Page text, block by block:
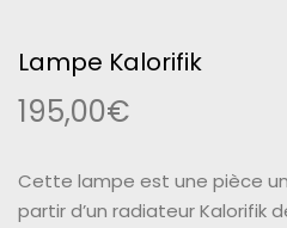
Lampe Kalorifik
195,00€
Cette lampe est une pièce
partir d’un radiateurKalorifik